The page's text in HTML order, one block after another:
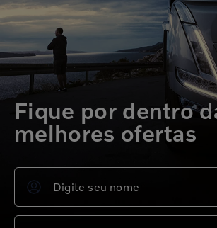
Fique por dentro
melhores ofertas